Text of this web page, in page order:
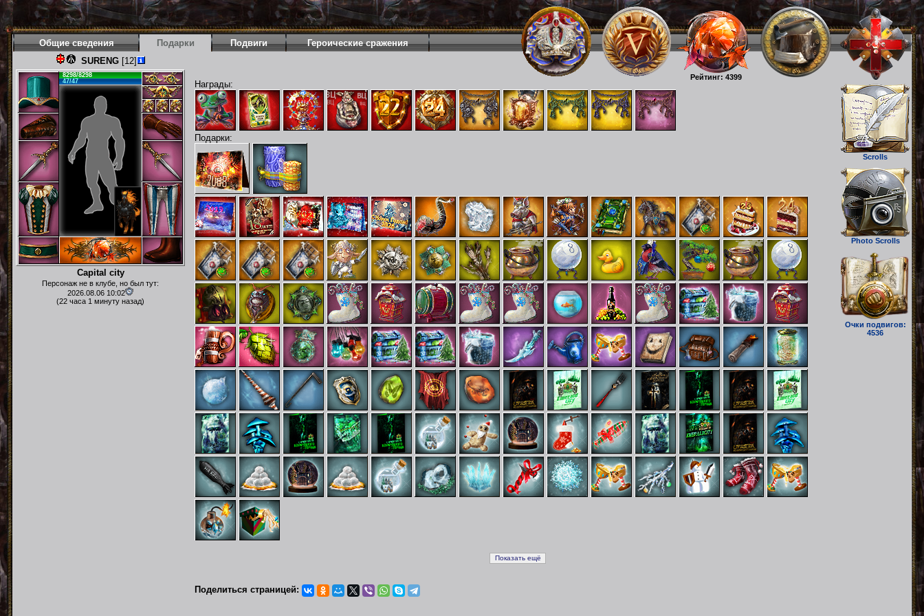
Рейтинг: 4399
Scrolls
Photo Scrolls
Очки подвигов:
4536
Общие сведения Подарки Подвиги
Героические сражения
SURENG[12]
8298/8298
47/47
Capital city
Персонаж не в клубе, но был тут:
2026.08.06 10:02
(22 часа 1 минуту назад)
Награды:
Подарки:
Поделиться страницей: